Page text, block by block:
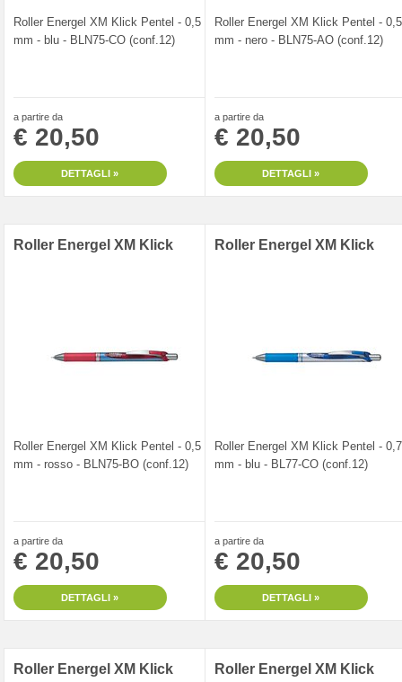
Roller Energel XM Klick Pentel - 0,5
mm - blu - BLN75-CO (conf.12)
a partire da
€ 20,50
DETTAGLI »
Roller Energel XM Klick Pentel - 0,5
mm - nero - BLN75-AO (conf.12)
a partire da
€ 20,50
DETTAGLI »
Roller Energel XM Klick
Roller Energel XM Klick Pentel - 0,5
mm - rosso - BLN75-BO (conf.12)
a partire da
€ 20,50
DETTAGLI »
Roller Energel XM Klick
Roller Energel XM Klick Pentel - 0,7
mm - blu - BL77-CO (conf.12)
a partire da
€ 20,50
DETTAGLI »
Roller Energel XM Klick Roller Energel XM Klick